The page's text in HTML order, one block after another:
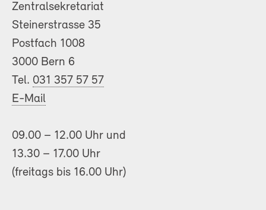
Zentralsekretariat
Steinerstrasse 35
Postfach 1008
3000 Bern 6
Tel. 031 357 57 57
E-Mail
09.00 – 12.00 Uhr und
13.30 – 17.00 Uhr
(freitags bis 16.00 Uhr)